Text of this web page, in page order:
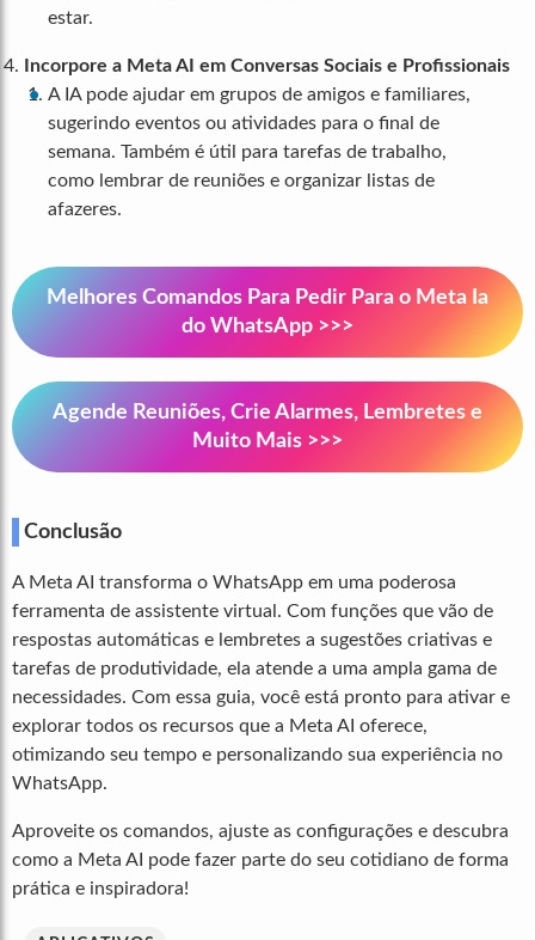
estar.
Incorpore a Meta AI em Conversas Sociais e Profissionais
A IA pode ajudar em grupos de amigos e familiares,
sugerindo eventos ou atividades para o final de
semana. Também é útil para tarefas de trabalho,
como lembrar de reuniões e organizar listas de
afazeres.
Melhores Comandos Para Pedir Para o Meta Ia
do WhatsApp >>>
Agende Reuniões, Crie Alarmes, Lembretes e
Muito Mais >>>
Conclusão
A Meta AI transforma o WhatsApp em uma poderosa
ferramenta de assistente virtual. Com funções que vão de
respostas automáticas e lembretes a sugestões criativas e
tarefas de produtividade, ela atende a uma ampla gama de
necessidades. Com essa guia, você está pronto para ativar e
explorar todos os recursos que a Meta AI oferece,
otimizando seu tempo e personalizando sua experiência no
WhatsApp.
Aproveite os comandos, ajuste as configurações e descubra
como a Meta AI pode fazer parte do seu cotidiano de forma
prática e inspiradora!